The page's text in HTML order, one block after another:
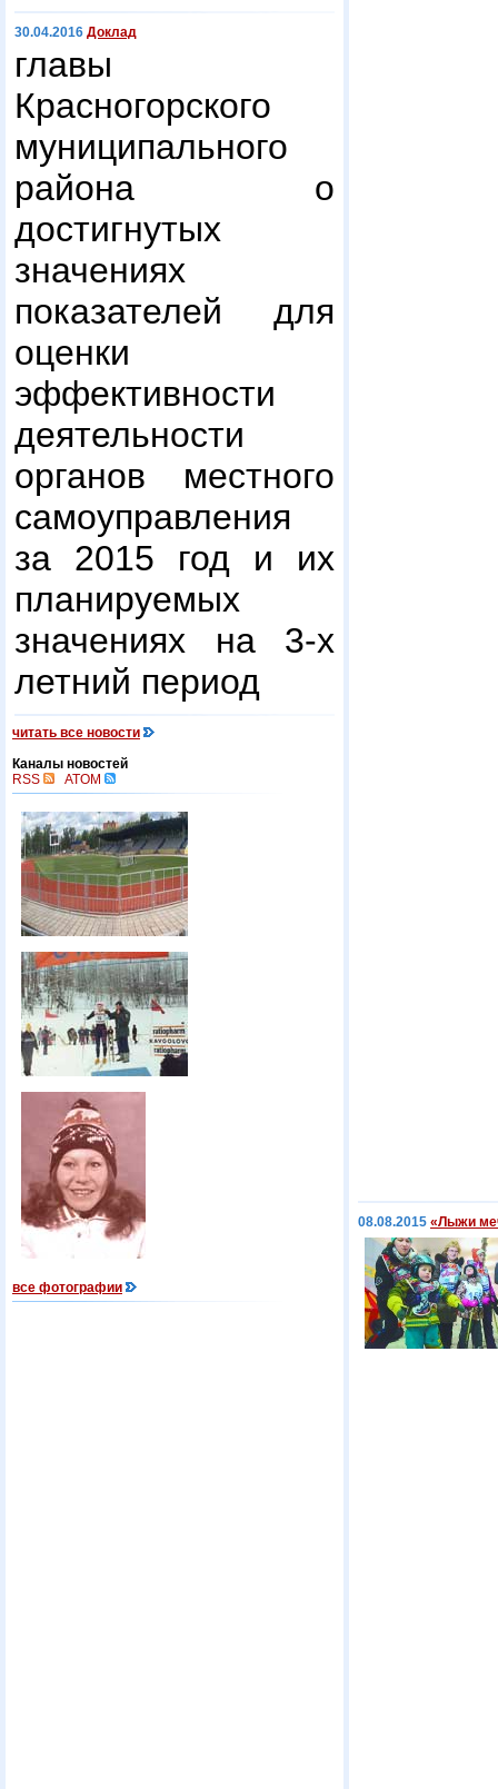
30.04.2016 Доклад
главы
Красногорского
муниципального
района о
достигнутых
значениях
показателей для
оценки
эффективности
деятельности
органов местного
самоуправления
за 2015 год и их
планируемых
значениях на 3-х
летний период
читать все новости
Каналы новостей
RSS
ATOM
все фотографии
08.08.2015 «Лыжи